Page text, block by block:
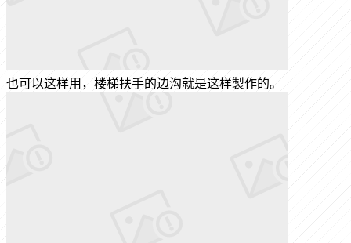
也可以这样用，楼梯扶手的边沟就是这样製作的。